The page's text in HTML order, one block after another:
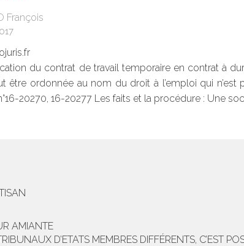
François
du contrat de travail temporaire en contrat à
être ordonnée au nom du droit à l’emploi qui n’est
20270, 16-20277 Les faits et la procédure : Une
AMIANTE
D’ETATS MEMBRES DIFFÉRENTS, C’EST